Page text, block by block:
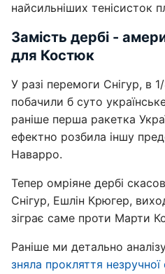
найсильніших тенісисток
Замість дербі -
для Костюк
У разі перемоги Снігур, в
побачили б суто
раніше перша ракетка
ефектно розбила іншу
Наварро.
Тепер омріяне дербі
Снігур, Ешлін Крюгер,
зіграє саме проти Марти
Раніше ми детально
зняла прокляття незручної